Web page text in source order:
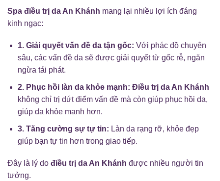
Spa điều trị da An Khánh mang lại nhiều lợi ích đáng
kinh ngạc:
1. Giải quyết vấn đề da tận gốc: Với phác đồ chuyên
sâu, các vấn đề da sẽ được giải quyết từ gốc rễ, ngăn
ngừa tái phát.
2. Phục hồi làn da khỏe mạnh: Điều trị da An Khánh
không chỉ trị dứt điểm vấn đề mà còn giúp phục hồi da,
giúp da khỏe mạnh hơn.
3. Tăng cường sự tự tin: Làn da rạng rỡ, khỏe đẹp
giúp bạn tự tin hơn trong giao tiếp.
Đây là lý do điều trị da An Khánh được nhiều người tin
tưởng.